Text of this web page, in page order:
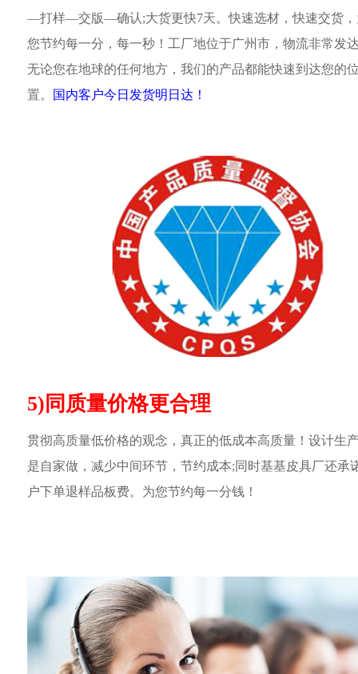
—打样—交版—确认;大货更快7天。快速选材，快速交货
您节约每一分，每一秒！工厂地位于广州市，物流非常发
无论您在地球的任何地方，我们的产品都能快速到达您的
置。
国内客户今日发货明日达！
5)同质量价格更合理
贯彻高质量低价格的观念，真正的低成本高质量！设计生
是自家做，减少中间环节，节约成本;同时基基皮具厂还承
户下单退样品板费。为您节约每一分钱！